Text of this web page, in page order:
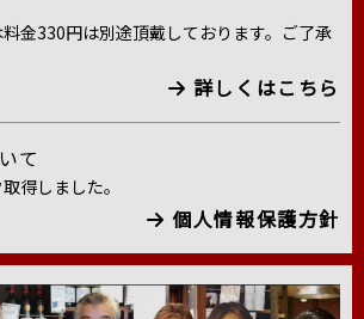
金330円は別途頂戴しております。ご了承
詳しくはこちら
て
得しました。
個人情報保護方針